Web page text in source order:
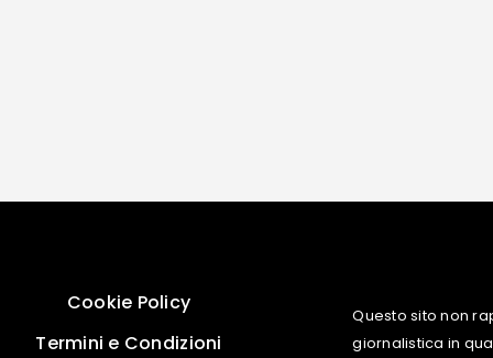
Cookie Policy
Termini e Condizioni
Questo sito non
giornalistica in